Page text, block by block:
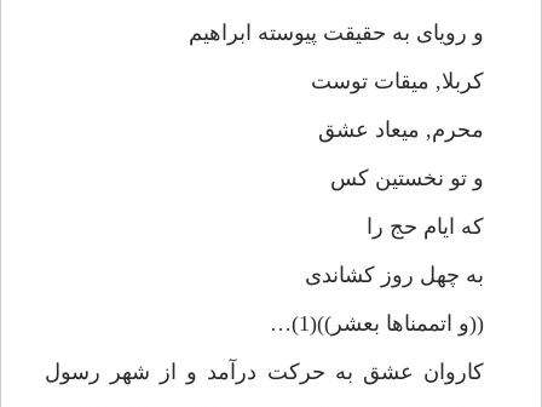
و روياى به حقيقت پيوسته ابراهيم
كربلا, ميقات توست
محرم, ميعاد عشق
و تو نخستين كس
كه ايام حج را
به چهل روز كشاندى
((و اتممناها بعشر))(1)…
كاروان عشق به حركت درآمد و از شهر رسول